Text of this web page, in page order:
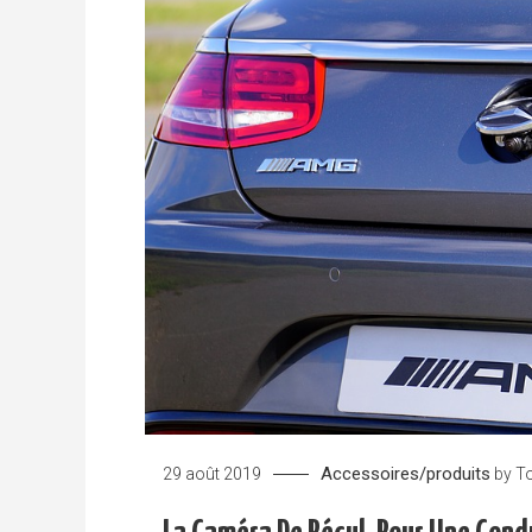
29 août 2019 Accessoires/produits by